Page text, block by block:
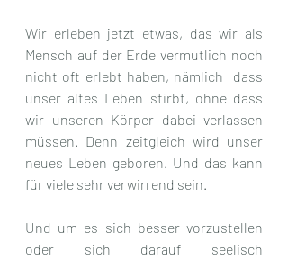
Wir erleben jetzt etwas, das wir als
Mensch auf der Erde vermutlich noch
nicht oft erlebt haben, nämlich  dass
unser altes Leben stirbt, ohne dass
wir unseren Körper dabei verlassen
müssen. Denn zeitgleich wird unser
neues Leben geboren. Und das kann
für viele sehr verwirrend sein.
Und um es sich besser vorzustellen
oder sich darauf seelisch